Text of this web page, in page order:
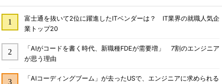
富士通を抜いて2位に躍進したITベンダーは？ IT業界の就職人気企
業トップ20
「AIがコードを書く時代、新職種FDEが需要増」 7割のエンジニア
が思う理由
「AIコーディングブーム」が去ったUSで、エンジニアに求められる